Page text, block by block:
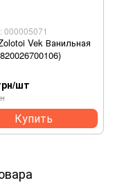
000005071
Vek Ванильная
шт
Купить